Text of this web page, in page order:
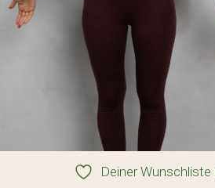
Deiner Wunschliste